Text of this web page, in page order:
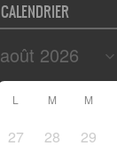
CALENDRIER
L M M
27 28 29